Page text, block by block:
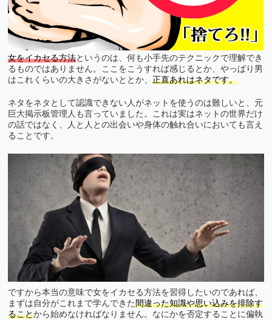
女をイカセる方法というのは、何も小手先のテクニックで理解でき
るものではありません。ここをこうすれば感じるとか、やっぱり男
はこれくらいの大きさがないととか、 正直あれはネタです。
ネタをネタとして認識できない人がネットを使うのは難しいと、元
巨大掲示板管理人も言っていました。これは実はネットの世界だけ
の話ではなく、人と人との出会いや身体の触れ合いにおいても言え
ることです。
ですから本当の意味で女をイカセる方法を習得したいのであれば、
まずは自分がこれまで学んできた間違った知識や思い込みを排除す
ることから始めなければなりません。なにかを否定することに偏執